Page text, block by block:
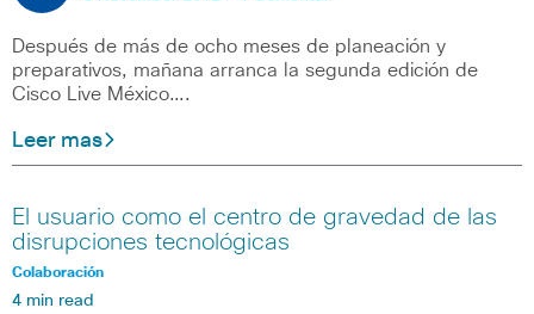
Después de más de ocho meses de planeación y
preparativos, mañana arranca la segunda edición de
Cisco Live México….
Leer mas
El usuario como el centro de gravedad de las
disrupciones tecnológicas
Colaboración
4 min read